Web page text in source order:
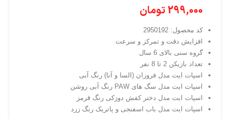
299,000تومان
کد محصول: 2950192
افزایش دقت و تمرکز و سرعت
گروه سنی بالای 6 سال
تعداد بازیکن 2 تا 8 نفر
اسپات ایت مدل فروزان (السا و آنا) رنگ آبی
اسپات ایت مدل سگ های PAW رنگ آبی روشن
اسپات ایت مدل دختر کفش دوزکی رنگ قرمز
اسپات ایت مدل باب اسفنجی و پاتریک رنگ زرد